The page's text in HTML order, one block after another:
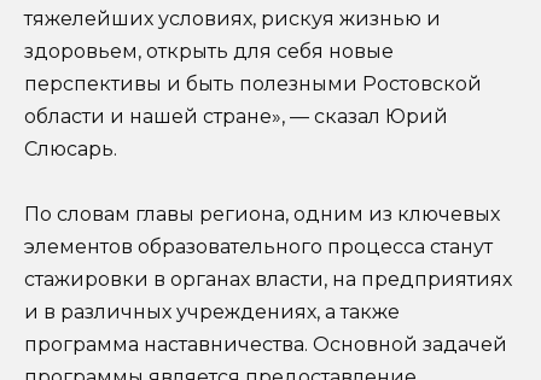
тяжелейших условиях, рискуя жизнью и
здоровьем, открыть для себя новые
перспективы и быть полезными Ростовской
области и нашей стране», — сказал Юрий
Слюсарь.
По словам главы региона, одним из ключевых
элементов образовательного процесса станут
стажировки в органах власти, на предприятиях
и в различных учреждениях, а также
программа наставничества. Основной задачей